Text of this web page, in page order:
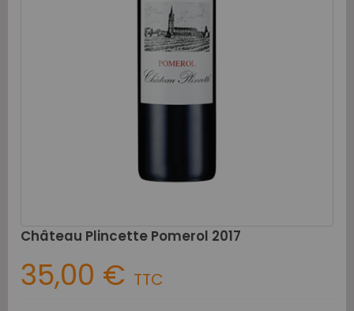
Château Plincette Pomerol 2017
35,00 € TTC